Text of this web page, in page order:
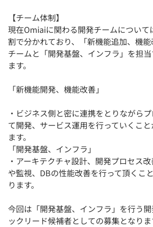
【チーム体制】
現在Omiaiに関わる開発チームについて
割で分かれており、「新機能追加、機
チームと「開発基盤、インフラ」を担
ます。
「新機能開発、機能改善」
・ビジネス側と密に連携をとりながら
て開発、サービス運用を行っていくこ
ます。
「開発基盤、インフラ」
・アーキテクチャ設計、開発プロセス
や監視、DBの性能改善を行って頂くこ
ります。
今回は「開発基盤、インフラ」を行う
ックリード候補者としての募集となりま